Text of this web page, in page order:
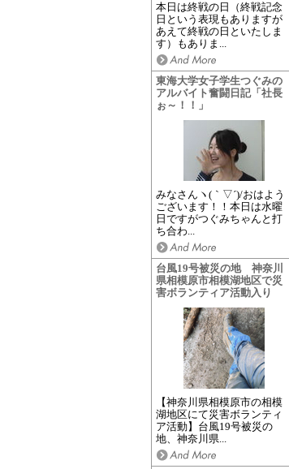
本日は終戦の日（終戦記念
日という表現もありますが
あえて終戦の日といたしま
す）もありま...
東海大学女子学生つぐみの
アルバイト奮闘日記「社長
ぉ～！！」
みなさんヽ(｀▽´)/おはよう
ございます！！本日は水曜
日ですがつぐみちゃんと打
ち合わ...
台風19号被災の地 神奈川
県相模原市相模湖地区で災
害ボランティア活動入り
【神奈川県相模原市の相模
湖地区にて災害ボランティ
ア活動】台風19号被災の
地、神奈川県...